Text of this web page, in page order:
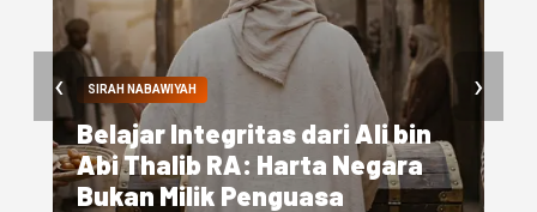
SIRAH NABAWIYAH
Belajar Integritas dari Ali bin
Abi Thalib RA: Harta Negara
Bukan Milik Penguasa
‹ ›